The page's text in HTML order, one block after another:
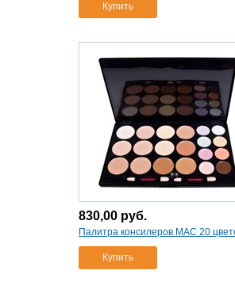
Купить
830,00 руб.
Палитра консилеров MAC 20
Купить